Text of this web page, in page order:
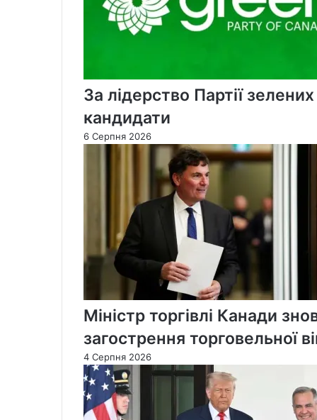
За лідерство Партії
кандидати
6 Серпня 2026
Міністр торгівлі Канади
загострення торговельної
4 Серпня 2026